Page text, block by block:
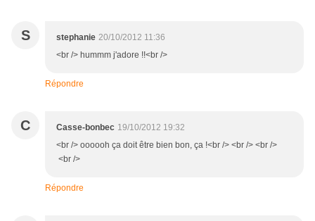
S stephanie 20/10/2012 11:36
<br /> hummm j'adore !!<br />
Répondre
C Casse-bonbec 19/10/2012 19:32
<br /> oooooh ça doit être bien bon, ça !<br /> <br /> <br />
<br />
Répondre